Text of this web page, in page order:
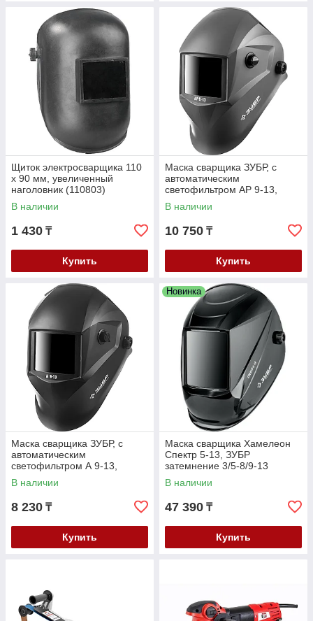
Щиток электросварщика 110
х 90 мм, увеличенный
наголовник (110803)
В наличии
1 430 ₸
Купить
Маска сварщика ЗУБР, с
автоматическим
светофильтром АР 9-13,
затемнение 4/9-13, серия
"Профессионал" (11073)
В наличии
10 750 ₸
Купить
Маска сварщика ЗУБР, с
автоматическим
светофильтром А 9-13,
затемнение 4/9-13, серия
"Профессионал" (11076)
В наличии
8 230 ₸
Купить
Новинка
Маска сварщика Хамелеон
Спектр 5-13, ЗУБР
затемнение 3/5-8/9-13
(11069_z01)
В наличии
47 390 ₸
Купить